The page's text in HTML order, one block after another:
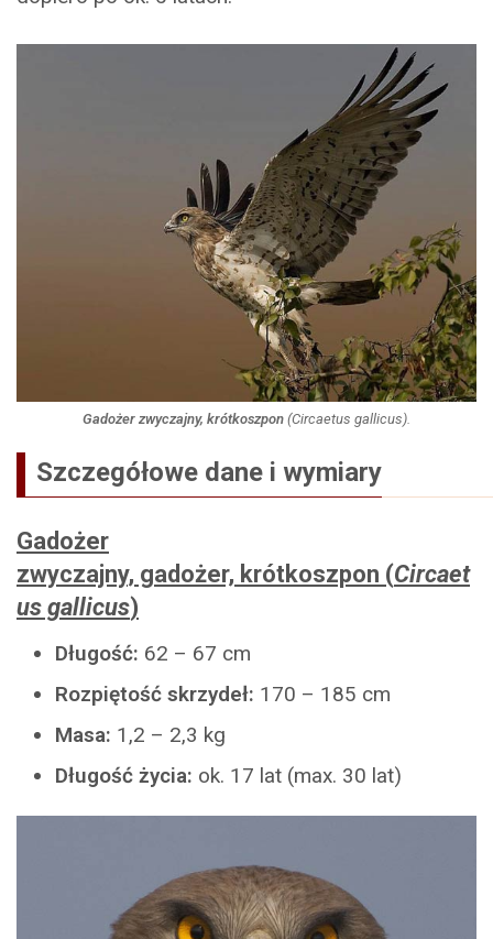
Gadożer zwyczajny, krótkoszpon (Circaetus gallicus).
Szczegółowe dane i wymiary
Gadożer
zwyczajny, gadożer, krótkoszpon (Circaet
us gallicus)
Długość: 62 – 67 cm
Rozpiętość skrzydeł: 170 – 185 cm
Masa: 1,2 – 2,3 kg
Długość życia: ok. 17 lat (max. 30 lat)